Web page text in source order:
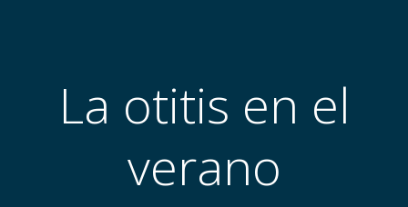
La otitis en el
verano